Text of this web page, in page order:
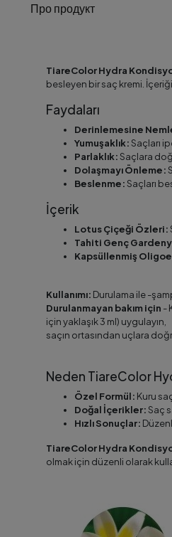
Про продукт
TiareColor Hydra
besleyen bir saç kremi.
Faydaları
Derinlemesine
Yumuşaklık:Saçları
Parlaklık:Saçlara
Dolaşmayı Önleme:
Beslenme:Saçları
İçerik
Lotus Çiçeği Özleri:
Tahiti Genç
Kapsüllenmiş
Kullanımı: Durulama ile -
Durulanmayan bakım için -
için yaklaşık 3 ml) uygulayın,
saçın ortasından uçlara
Neden TiareColor
Özel Formül: Kuru
Doğal İçerikler:Saç
Hızlı Sonuçlar:
TiareColor Hydra
olmak için düzenli olarak